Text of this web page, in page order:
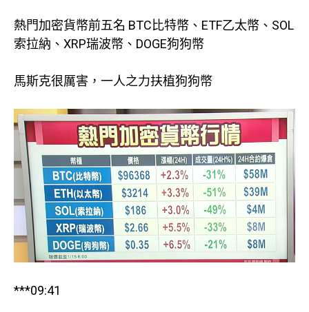
熱門加密貨幣前五名 BTC比特幣、ETF乙太幣、SOL
索拉納、XRP瑞波幣、DOGE狗狗幣
馬斯克很厲害，一人之力扶植狗狗幣
***09:41